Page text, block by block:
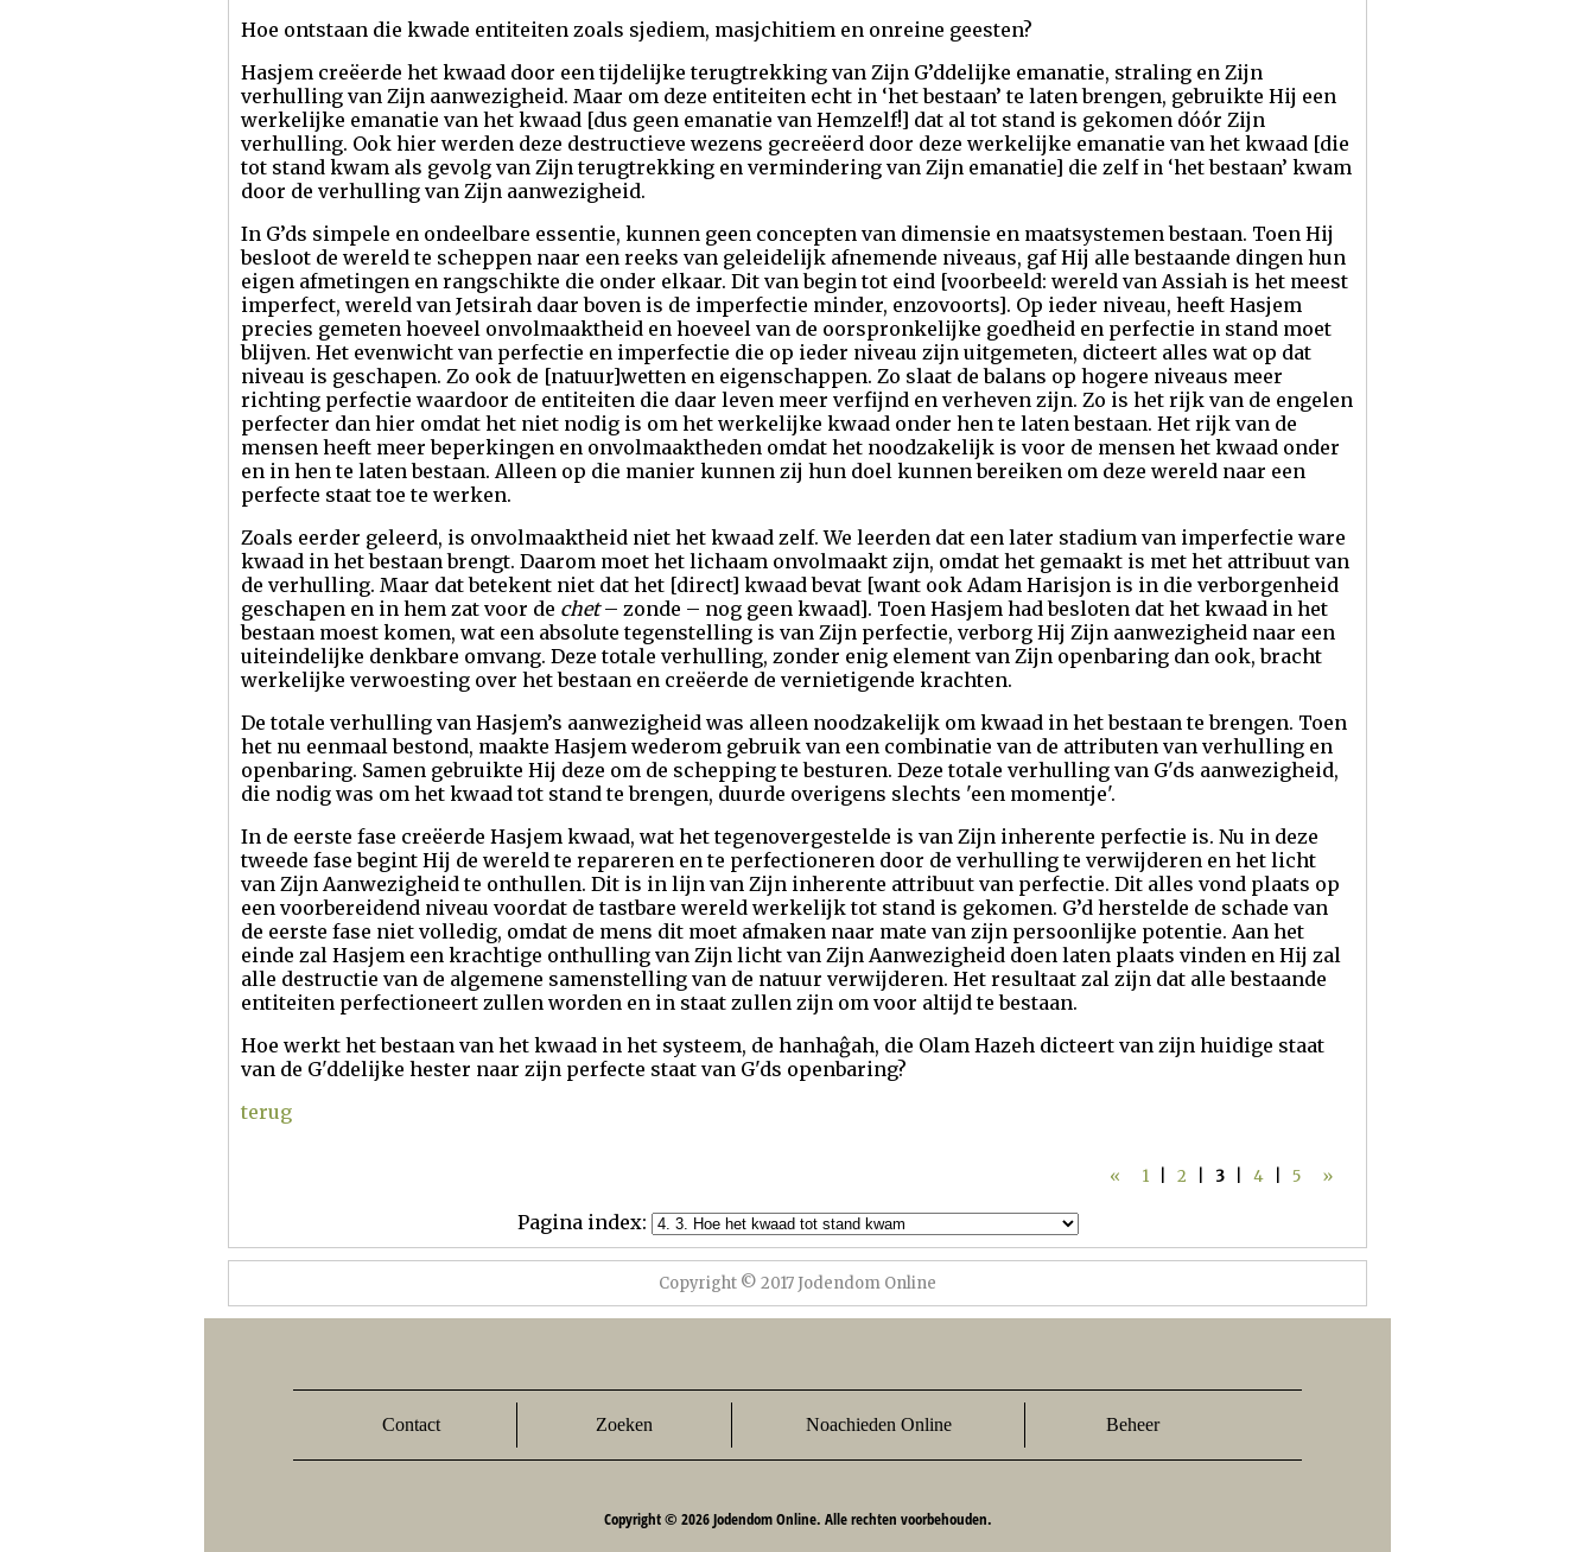
Hoe ontstaan die kwade entiteiten zoals sjediem, masjchitiem en onreine geesten?
Hasjem creëerde het kwaad door een tijdelijke terugtrekking van Zijn G’ddelijke emanatie, straling en Zijn
verhulling van Zijn aanwezigheid. Maar om deze entiteiten echt in ‘het bestaan’ te laten brengen, gebruikte Hij een
werkelijke emanatie van het kwaad [dus geen emanatie van Hemzelf!] dat al tot stand is gekomen dóór Zijn
verhulling. Ook hier werden deze destructieve wezens gecreëerd door deze werkelijke emanatie van het kwaad [die
tot stand kwam als gevolg van Zijn terugtrekking en vermindering van Zijn emanatie] die zelf in ‘het bestaan’ kwam
door de verhulling van Zijn aanwezigheid.
In G’ds simpele en ondeelbare essentie, kunnen geen concepten van dimensie en maatsystemen bestaan. Toen Hij
besloot de wereld te scheppen naar een reeks van geleidelijk afnemende niveaus, gaf Hij alle bestaande dingen hun
eigen afmetingen en rangschikte die onder elkaar. Dit van begin tot eind [voorbeeld: wereld van Assiah is het meest
imperfect, wereld van Jetsirah daar boven is de imperfectie minder, enzovoorts]. Op ieder niveau, heeft Hasjem
precies gemeten hoeveel onvolmaaktheid en hoeveel van de oorspronkelijke goedheid en perfectie in stand moet
blijven. Het evenwicht van perfectie en imperfectie die op ieder niveau zijn uitgemeten, dicteert alles wat op dat
niveau is geschapen. Zo ook de [natuur]wetten en eigenschappen. Zo slaat de balans op hogere niveaus meer
richting perfectie waardoor de entiteiten die daar leven meer verfijnd en verheven zijn. Zo is het rijk van de engelen
perfecter dan hier omdat het niet nodig is om het werkelijke kwaad onder hen te laten bestaan. Het rijk van de
mensen heeft meer beperkingen en onvolmaaktheden omdat het noodzakelijk is voor de mensen het kwaad onder
en in hen te laten bestaan. Alleen op die manier kunnen zij hun doel kunnen bereiken om deze wereld naar een
perfecte staat toe te werken.
Zoals eerder geleerd, is onvolmaaktheid niet het kwaad zelf. We leerden dat een later stadium van imperfectie ware
kwaad in het bestaan brengt. Daarom moet het lichaam onvolmaakt zijn, omdat het gemaakt is met het attribuut van
de verhulling. Maar dat betekent niet dat het [direct] kwaad bevat [want ook Adam Harisjon is in die verborgenheid
geschapen en in hem zat voor de chet– zonde – nog geen kwaad]. Toen Hasjem had besloten dat het kwaad in het
bestaan moest komen, wat een absolute tegenstelling is van Zijn perfectie, verborg Hij Zijn aanwezigheid naar een
uiteindelijke denkbare omvang. Deze totale verhulling, zonder enig element van Zijn openbaring dan ook, bracht
werkelijke verwoesting over het bestaan en creëerde de vernietigende krachten.
De totale verhulling van Hasjem’s aanwezigheid was alleen noodzakelijk om kwaad in het bestaan te brengen. Toen
het nu eenmaal bestond, maakte Hasjem wederom gebruik van een combinatie van de attributen van verhulling en
openbaring. Samen gebruikte Hij deze om de schepping te besturen. Deze totale verhulling van G'ds aanwezigheid,
die nodig was om het kwaad tot stand te brengen, duurde overigens slechts 'een momentje'.
In de eerste fase creëerde Hasjem kwaad, wat het tegenovergestelde is van Zijn inherente perfectie is. Nu in deze
tweede fase begint Hij de wereld te repareren en te perfectioneren door de verhulling te verwijderen en het licht
van Zijn Aanwezigheid te onthullen. Dit is in lijn van Zijn inherente attribuut van perfectie. Dit alles vond plaats op
een voorbereidend niveau voordat de tastbare wereld werkelijk tot stand is gekomen. G’d herstelde de schade van
de eerste fase niet volledig, omdat de mens dit moet afmaken naar mate van zijn persoonlijke potentie. Aan het
einde zal Hasjem een krachtige onthulling van Zijn licht van Zijn Aanwezigheid doen laten plaats vinden en Hij zal
alle destructie van de algemene samenstelling van de natuur verwijderen. Het resultaat zal zijn dat alle bestaande
entiteiten perfectioneert zullen worden en in staat zullen zijn om voor altijd te bestaan.
Hoe werkt het bestaan van het kwaad in het systeem, de hanhaĝah, die Olam Hazeh dicteert van zijn huidige staat
van de G'ddelijke hester naar zijn perfecte staat van G'ds openbaring?
terug
« 1 2 3 4 5 »
Pagina index:
Copyright © 2017 Jodendom Online
Contact Zoeken Noachieden Online Beheer
Copyright © 2026 Jodendom Online. Alle rechten voorbehouden.